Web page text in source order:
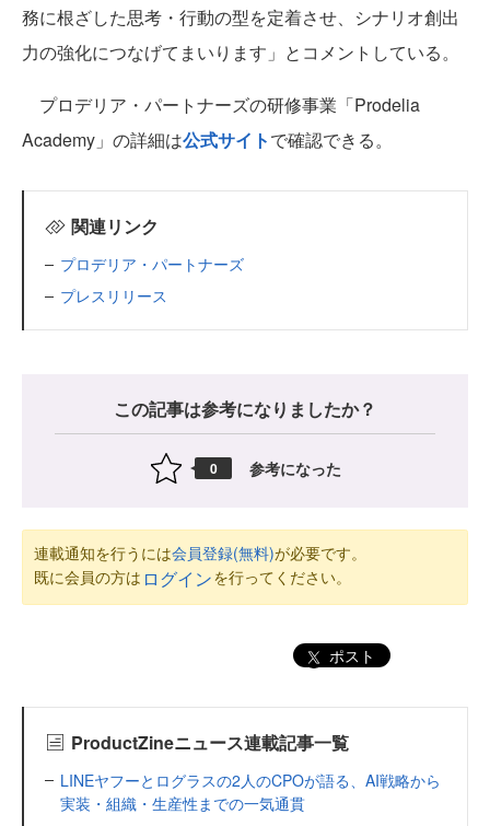
務に根ざした思考・行動の型を定着させ、シナリオ創出
力の強化につなげてまいります」とコメントしている。
プロデリア・パートナーズの研修事業「Prodelia
Academy」の詳細は公式サイトで確認できる。
関連リンク
プロデリア・パートナーズ
プレスリリース
この記事は参考になりましたか？
0 参考になった
連載通知を行うには会員登録(無料)が必要です。
既に会員の方は ログインを行ってください。
ポスト
ProductZineニュース連載記事一覧
LINEヤフーとログラスの2人のCPOが語る、AI戦略から
実装・組織・生産性までの一気通貫